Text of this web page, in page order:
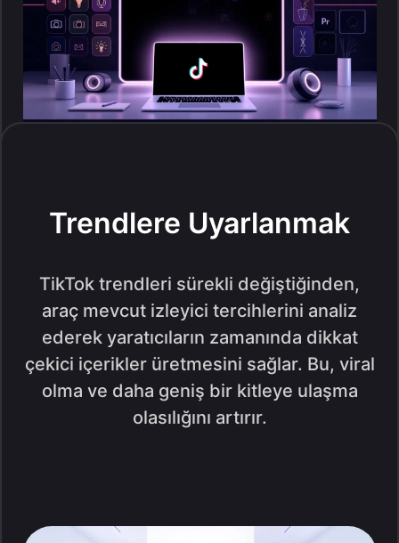
Trendlere Uyarlanmak
TikTok trendleri sürekli değiştiğinden,
araç mevcut izleyici tercihlerini analiz
ederek yaratıcıların zamanında dikkat
çekici içerikler üretmesini sağlar. Bu, viral
olma ve daha geniş bir kitleye ulaşma
olasılığını artırır.